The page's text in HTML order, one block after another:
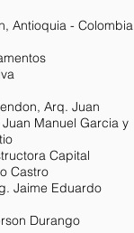
Antioquia - Colombia
Arq. Juan
Manuel Garcia y
Capital
Castro
Jaime Eduardo
Durango